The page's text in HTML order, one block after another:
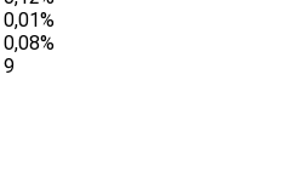
0,01%
0,08%
9